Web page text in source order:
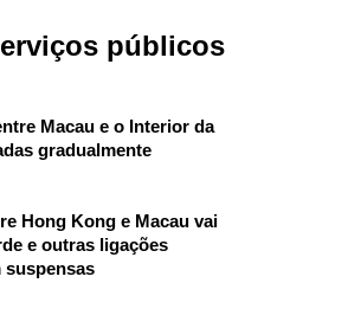
públicos
Macau e o Interior da
gradualmente
Hong Kong e Macau vai
e outras ligações
suspensas